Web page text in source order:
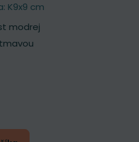
K9x9 cm
modrej